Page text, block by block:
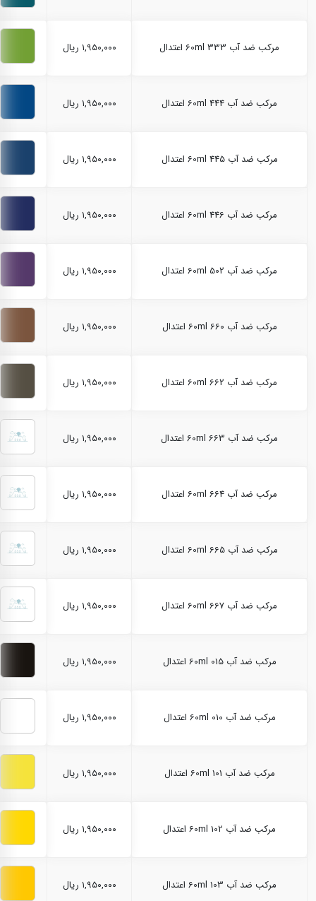
مرکب ضد آب 60ml 333 اعتدال ۱,۹۵۰,۰۰۰ ریال
مرکب ضد آب 60ml 444 اعتدال ۱,۹۵۰,۰۰۰ ریال
مرکب ضد آب 60ml 445 اعتدال ۱,۹۵۰,۰۰۰ ریال
مرکب ضد آب 60ml 446 اعتدال ۱,۹۵۰,۰۰۰ ریال
مرکب ضد آب 60ml 502 اعتدال ۱,۹۵۰,۰۰۰ ریال
مرکب ضد آب 60ml 660 اعتدال ۱,۹۵۰,۰۰۰ ریال
مرکب ضد آب 60ml 662 اعتدال ۱,۹۵۰,۰۰۰ ریال
مرکب ضد آب 60ml 663 اعتدال ۱,۹۵۰,۰۰۰ ریال
مرکب ضد آب 60ml 664 اعتدال ۱,۹۵۰,۰۰۰ ریال
مرکب ضد آب 60ml 665 اعتدال ۱,۹۵۰,۰۰۰ ریال
مرکب ضد آب 60ml 667 اعتدال ۱,۹۵۰,۰۰۰ ریال
مرکب ضد آب 60ml 015 اعتدال ۱,۹۵۰,۰۰۰ ریال
مرکب ضد آب 60ml 010 اعتدال ۱,۹۵۰,۰۰۰ ریال
مرکب ضد آب 60ml 101 اعتدال ۱,۹۵۰,۰۰۰ ریال
مرکب ضد آب 60ml 102 اعتدال ۱,۹۵۰,۰۰۰ ریال
مرکب ضد آب 60ml 103 اعتدال ۱,۹۵۰,۰۰۰ ریال